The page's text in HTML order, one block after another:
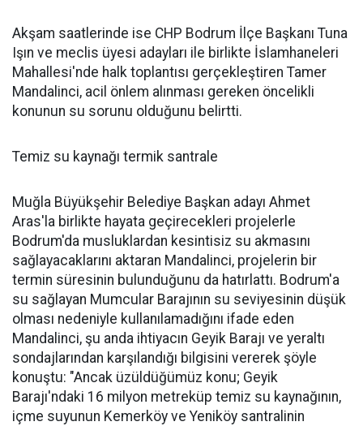
Akşam saatlerinde ise CHP Bodrum İlçe Başkanı Tuna
Işın ve meclis üyesi adayları ile birlikte İslamhaneleri
Mahallesi'nde halk toplantısı gerçekleştiren Tamer
Mandalinci, acil önlem alınması gereken öncelikli
konunun su sorunu olduğunu belirtti.
Temiz su kaynağı termik santrale
Muğla Büyükşehir Belediye Başkan adayı Ahmet
Aras'la birlikte hayata geçirecekleri projelerle
Bodrum'da musluklardan kesintisiz su akmasını
sağlayacaklarını aktaran Mandalinci, projelerin bir
termin süresinin bulunduğunu da hatırlattı. Bodrum'a
su sağlayan Mumcular Barajının su seviyesinin düşük
olması nedeniyle kullanılamadığını ifade eden
Mandalinci, şu anda ihtiyacın Geyik Barajı ve yeraltı
sondajlarından karşılandığı bilgisini vererek şöyle
konuştu: "Ancak üzüldüğümüz konu; Geyik
Barajı'ndaki 16 milyon metreküp temiz su kaynağının,
içme suyunun Kemerköy ve Yeniköy santralinin